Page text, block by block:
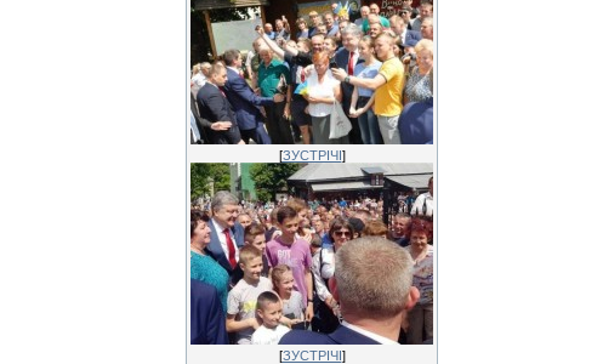
[ЗУСТРІЧІ]
[ЗУСТРІЧІ]